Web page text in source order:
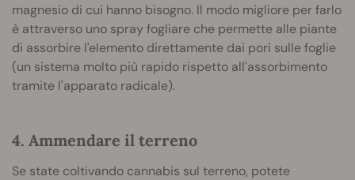
magnesio di cui hanno bisogno. Il modo migliore per farlo
è attraverso uno spray fogliare che permette alle piante
di assorbire l'elemento direttamente dai pori sulle foglie
(un sistema molto più rapido rispetto all'assorbimento
tramite l'apparato radicale).
4. Ammendare il terreno
Se state coltivando cannabis sul terreno, potete